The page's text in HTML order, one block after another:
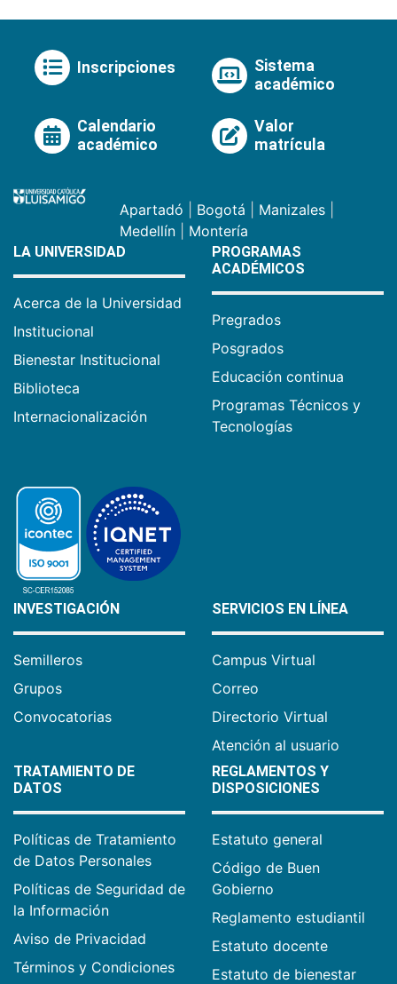
Inscripciones
Sistema
académico
Calendario
académico
Valor
matrícula
Apartadó Bogotá Manizales
Medellín
Montería
LA UNIVERSIDAD
Acerca de la Universidad
Institucional
Bienestar Institucional
Biblioteca
Internacionalización
PROGRAMAS
ACADÉMICOS
Pregrados
Posgrados
Educación continua
Programas Técnicos y
Tecnologías
INVESTIGACIÓN
Semilleros
Grupos
Convocatorias
SERVICIOS EN LÍNEA
Campus Virtual
Correo
Directorio Virtual
Atención al usuario
TRATAMIENTO DE
DATOS
Políticas de Tratamiento
de Datos Personales
Políticas de Seguridad de
la Información
Aviso de Privacidad
Términos y Condiciones
REGLAMENTOS Y
DISPOSICIONES
Estatuto general
Código de Buen
Gobierno
Reglamento estudiantil
Estatuto docente
Estatuto de bienestar